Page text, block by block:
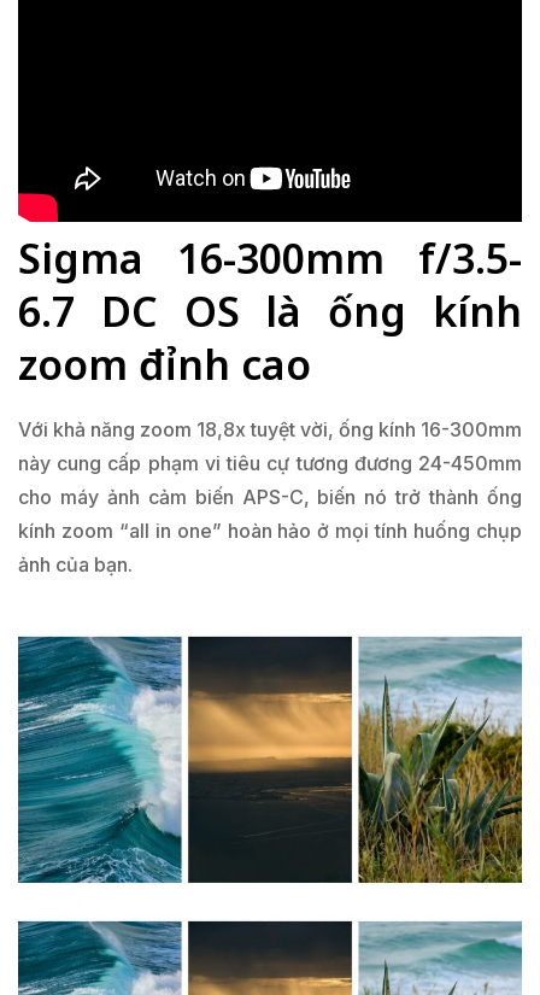
Sigma 16-300mm f/3.5-
6.7 DC OS là ống kính
zoom đỉnh cao
Với khả năng zoom 18,8x tuyệt vời, ống kính 16-300mm
này cung cấp phạm vi tiêu cự tương đương 24-450mm
cho máy ảnh cảm biến APS-C, biến nó trở thành ống
kính zoom “all in one” hoàn hảo ở mọi tính huống chụp
ảnh của bạn.